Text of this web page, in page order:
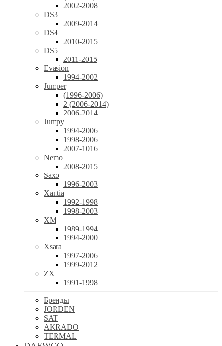
2002-2008
DS3
2009-2014
DS4
2010-2015
DS5
2011-2015
Evasion
1994-2002
Jumper
(1996-2006)
2 (2006-2014)
2006-2014
Jumpy
1994-2006
1998-2006
2007-1016
Nemo
2008-2015
Saxo
1996-2003
Xantia
1992-1998
1998-2003
XM
1989-1994
1994-2000
Xsara
1997-2006
1999-2012
ZX
1991-1998
Бренды
JORDEN
SAT
AKRADO
TERMAL